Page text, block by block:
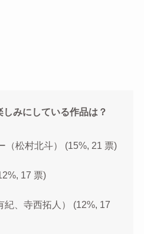
みにしている作品は？
（松村北斗） (15%, 21 票)
17 票)
紀、寺西拓人） (12%, 17